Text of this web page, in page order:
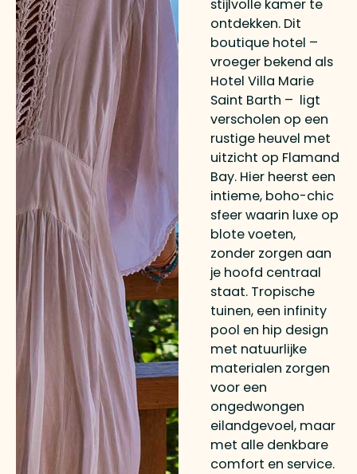
stijlvolle kamer te
ontdekken. Dit
boutique hotel –
vroeger bekend als
Hotel Villa Marie
Saint Barth – ligt
verscholen op een
rustige heuvel met
uitzicht op Flamand
Bay. Hier heerst een
intieme, boho-chic
sfeer waarin luxe op
blote voeten,
zonder zorgen aan
je hoofd centraal
staat. Tropische
tuinen, een infinity
pool en hip design
met natuurlijke
materialen zorgen
voor een
ongedwongen
eilandgevoel, maar
met alle denkbare
comfort en service.